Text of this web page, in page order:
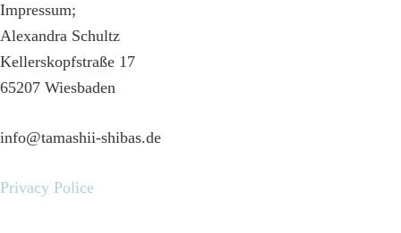
Impressum;
Alexandra Schultz
Kellerskopfstraße 17
65207 Wiesbaden
info@tamashii-shibas.de
Privacy Police